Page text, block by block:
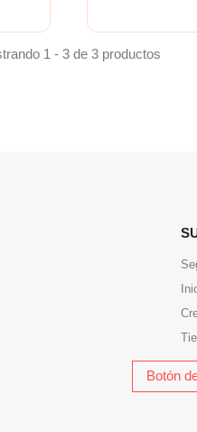
1 - 3 de 3 productos
Botón